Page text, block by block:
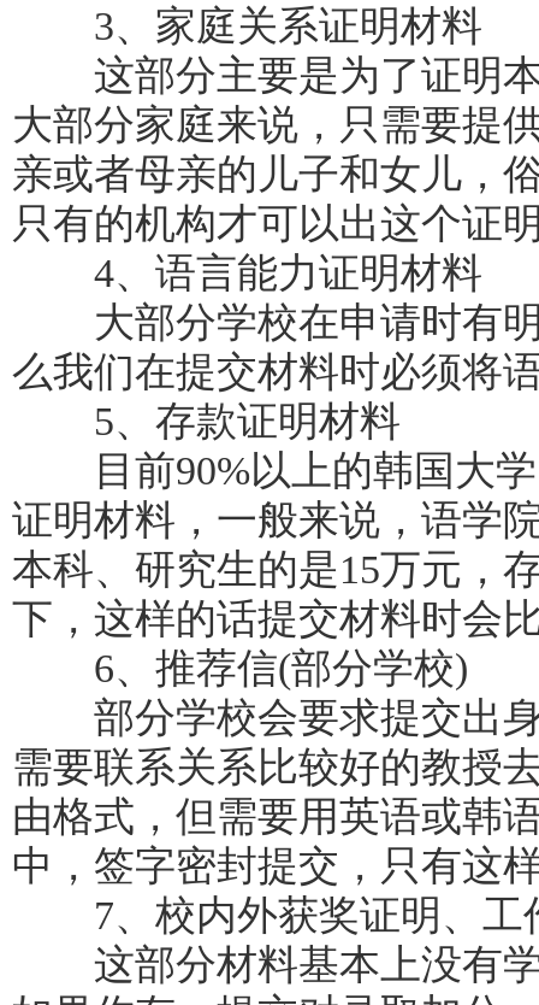
3、家庭关系证明材料
这部分主要是为了证明本
大部分家庭来说，只需要提
亲或者母亲的儿子和女儿，
只有的机构才可以出这个证
4、语言能力证明材料
大部分学校在申请时有明
么我们在提交材料时必须将
5、存款证明材料
目前90%以上的韩国大学
证明材料，一般来说，语学
本科、研究生的是15万元，
下，这样的话提交材料时会
6、推荐信(部分学校)
部分学校会要求提交出身
需要联系关系比较好的教授
由格式，但需要用英语或韩
中，签字密封提交，只有这
7、校内外获奖证明、工
这部分材料基本上没有学